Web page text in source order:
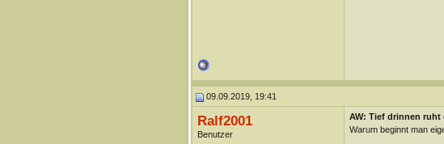
09.09.2019, 19:41
Ralf2001
Benutzer
AW: Tief drinnen ruht
Warum beginnt man